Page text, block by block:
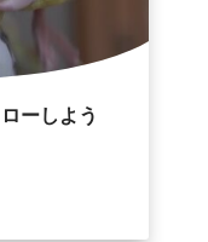
ーしよう